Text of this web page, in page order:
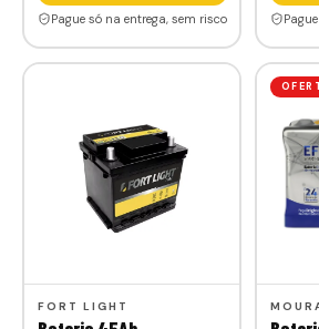
Pague só na entrega, sem risco
FORT LIGHT